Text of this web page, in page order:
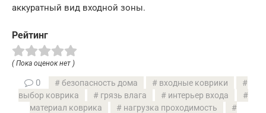
аккуратный вид входной зоны.
Рейтинг
( Пока оценок нет )
0 безопасность дома
входные коврики
выбор коврика
грязь влага
интерьер входа
материал коврика
нагрузка проходимость